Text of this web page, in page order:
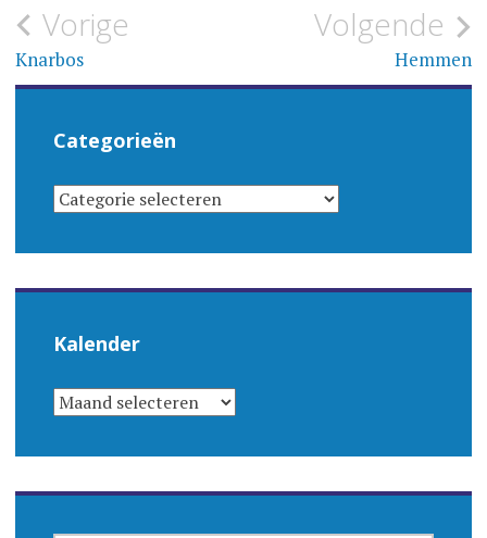
Bericht
navigatie
Vorige
Knarbos
Volgende
Hemmen
Categorieën
CATEGORIEËN
Kalender
KALENDER